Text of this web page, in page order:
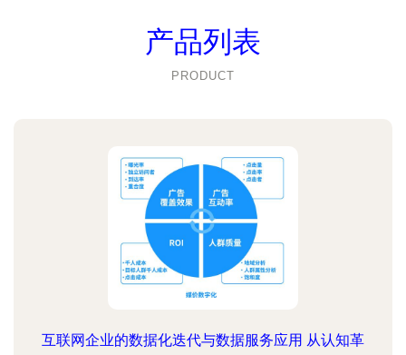
产品列表
PRODUCT
互联网企业的数据化迭代与数据服务应用 从认知革